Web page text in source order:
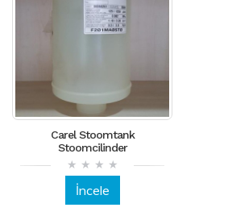
Carel Stoomtank
Stoomcilinder
İncele